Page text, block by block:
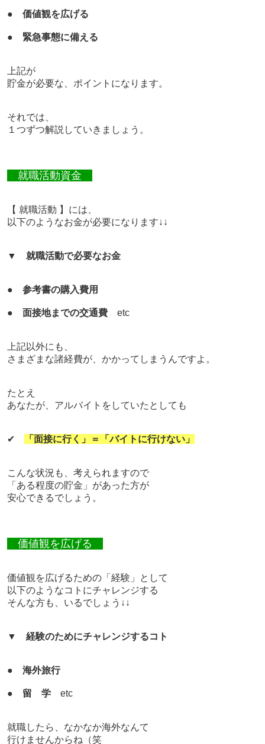
● 価値観を広げる
● 緊急事態に備える
上記が
貯金が必要な、ポイントになります。
それでは、
１つずつ解説していきましょう。
就職活動資金
【 就職活動 】には、
以下のようなお金が必要になります↓↓
▼ 就職活動で必要なお金
● 参考書の購入費用
● 面接地までの交通費etc
上記以外にも、
さまざまな諸経費が、かかってしまうんですよ。
たとえ
あなたが、アルバイトをしていたとしても
✔ 「面接に行く」＝「バイトに行けない」
こんな状況も、考えられますので
「ある程度の貯金」があった方が
安心できるでしょう。
価値観を広げる
価値観を広げるための「経験」として
以下のようなコトにチャレンジする
そんな方も、いるでしょう↓↓
▼ 経験のためにチャレンジするコト
● 海外旅行
● 留 学etc
就職したら、なかなか海外なんて
行けませんからね（笑